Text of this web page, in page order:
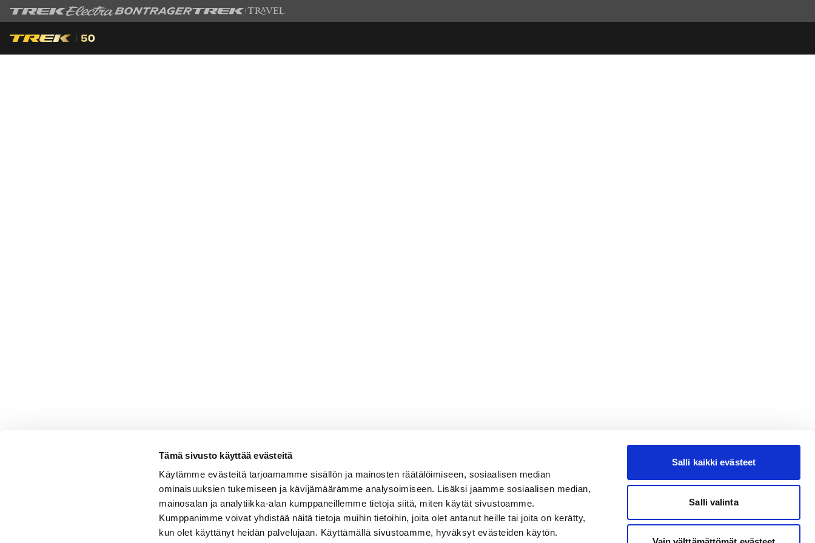
Tämä sivusto käyttää evästeitä
Käytämme evästeitä tarjoamamme sisällön ja mainosten räätälöimiseen, sosiaalisen median
ominaisuuksien tukemiseen ja kävijämäärämme analysoimiseen. Lisäksi jaamme sosiaalisen median,
mainosalan ja analytiikka-alan kumppaneillemme tietoja siitä, miten käytät sivustoamme.
Kumppanimme voivat yhdistää näitä tietoja muihin tietoihin, joita olet antanut heille tai joita on kerätty,
kun olet käyttänyt heidän palvelujaan. Käyttämällä sivustoamme, hyväksyt evästeiden käytön.
Salli kaikki evästeet
Salli valinta